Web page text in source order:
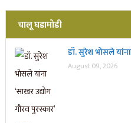
चालू घडामोडी
डॉ. सुरेश भोसले यांना
August 09, 2026